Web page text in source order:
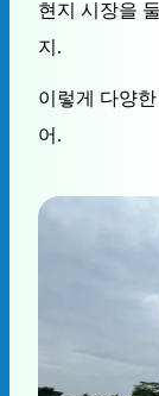
현지 시장을
지.
이렇게 다양
어.